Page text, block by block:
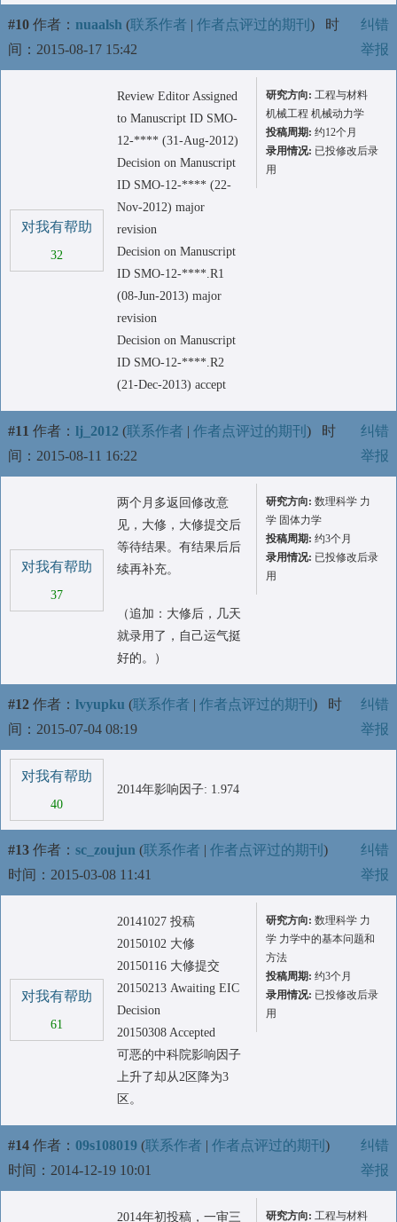
#10 作者： nuaalsh (联系作者 | 作者点评过的期刊 ) 时
间：2015-08-17 15:42
纠错
举报
对我有帮助
32
Review Editor Assigned
to Manuscript ID SMO-
12-**** (31-Aug-2012)
Decision on Manuscript
ID SMO-12-**** (22-
Nov-2012) major
revision
Decision on Manuscript
ID SMO-12-****.R1
(08-Jun-2013) major
revision
Decision on Manuscript
ID SMO-12-****.R2
(21-Dec-2013) accept
研究方向: 工程与材料
机械工程 机械动力学
投稿周期: 约12个月
录用情况: 已投修改后录
用
#11 作者： lj_2012 (联系作者 | 作者点评过的期刊 ) 时
间：2015-08-11 16:22
纠错
举报
对我有帮助
37
两个月多返回修改意
见，大修，大修提交后
等待结果。有结果后后
续再补充。
（追加：大修后，几天
就录用了，自己运气挺
好的。）
研究方向: 数理科学 力
学 固体力学
投稿周期: 约3个月
录用情况: 已投修改后录
用
#12 作者： lvyupku (联系作者 | 作者点评过的期刊 ) 时
间：2015-07-04 08:19
纠错
举报
对我有帮助
40
2014年影响因子: 1.974
#13 作者： sc_zoujun (联系作者 | 作者点评过的期刊 )
时间：2015-03-08 11:41
纠错
举报
对我有帮助
61
20141027 投稿
20150102 大修
20150116 大修提交
20150213 Awaiting EIC
Decision
20150308 Accepted
可恶的中科院影响因子
上升了却从2区降为3
区。
研究方向: 数理科学 力
学 力学中的基本问题和
方法
投稿周期: 约3个月
录用情况: 已投修改后录
用
#14 作者： 09s108019 (联系作者 | 作者点评过的期刊 )
时间：2014-12-19 10:01
纠错
举报
2014年初投稿，一审三
研究方向: 工程与材料